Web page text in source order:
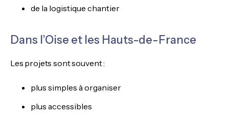
de la logistique chantier
Dans l’Oise et les Hauts-de-France
Les projets sont souvent :
plus simples à organiser
plus accessibles